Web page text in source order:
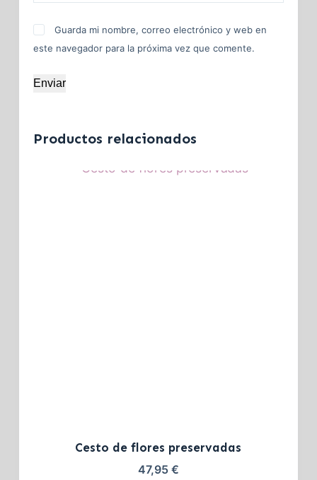
Guarda mi nombre, correo electrónico y web en
este navegador para la próxima vez que comente.
Enviar
Productos relacionados
Cesto de flores preservadas
47,95 €